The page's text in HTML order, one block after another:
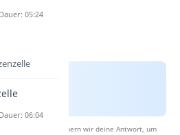
Beantwortung speichern wir deine Antwort, um
05:24
06:04